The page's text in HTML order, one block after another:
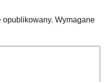
opublikowany. Wymagane